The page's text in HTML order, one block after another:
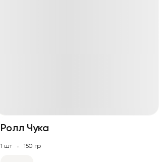
Ролл Чука
1 шт 150 гр